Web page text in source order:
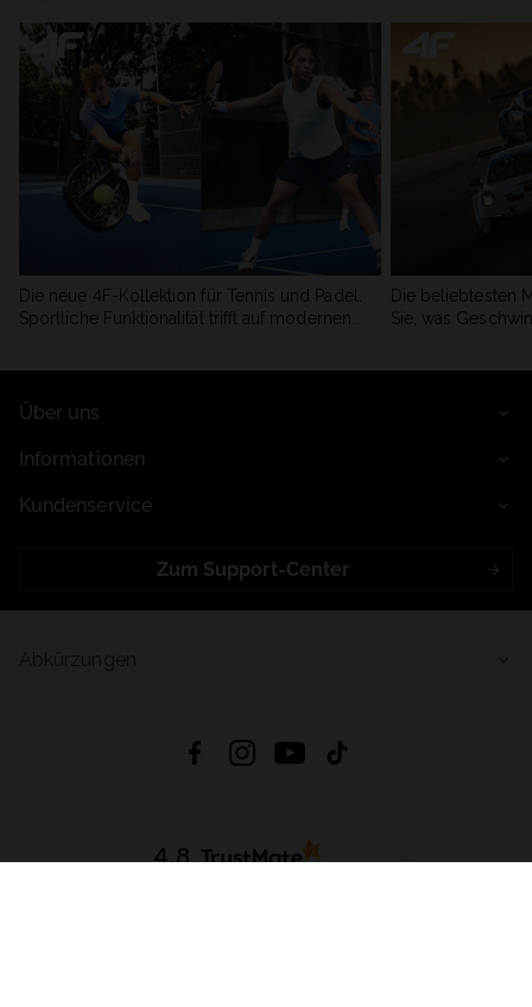
Die neue 4F-Kollektion für Tennis und Padel.
Sportliche Funktionalität trifft auf modernen
Die beliebtesten
Sie, was
Über uns
Informationen
Kundenservice
Zum Support-Center
4.8